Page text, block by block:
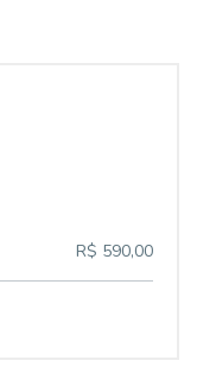
R$ 590,00